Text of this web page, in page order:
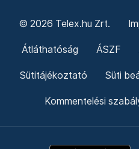
© 2026 Telex.hu Zrt.
Átláthatóság ÁSZF
Sütitájékoztató Süti
Kommentelési